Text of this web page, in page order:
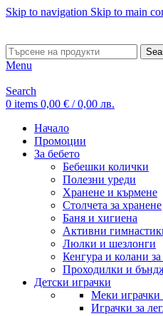
Skip to navigation Skip to main
Menu
Search
0 items 0,00 € / 0,00 лв.
Начало
Промоции
За бебето
Бебешки колички
Полезни уреди
Хранене и кърмене
Столчета за хранене
Баня и хигиена
Активни
Люлки и шезлонги
Кенгура и колани
Проходилки и
Детски играчки
Меки
Играчки за